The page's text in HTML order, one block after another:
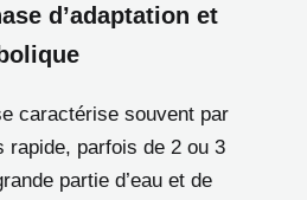
d’adaptation et
caractérise souvent par
rapide, parfois de 2 ou 3
partie d’eau et de